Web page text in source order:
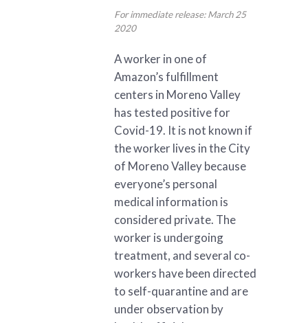
For immediate release: March 25
2020
A worker in one of
Amazon’s fulfillment
centers in Moreno Valley
has tested positive for
Covid-19. It is not known if
the worker lives in the City
of Moreno Valley because
everyone’s personal
medical information is
considered private. The
worker is undergoing
treatment, and several co-
workers have been directed
to self-quarantine and are
under observation by